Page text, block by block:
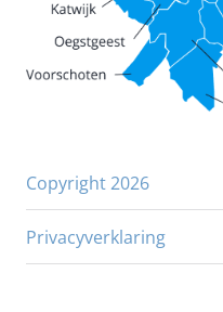
Copyright 2026
Privacyverklaring